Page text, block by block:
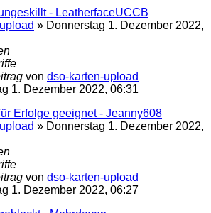
- LeatherfaceUCCB
» Donnerstag 1. Dezember 2022,
von dso-karten-upload
1. Dezember 2022, 06:31
Erfolge geeignet - Jeanny608
» Donnerstag 1. Dezember 2022,
von dso-karten-upload
1. Dezember 2022, 06:27